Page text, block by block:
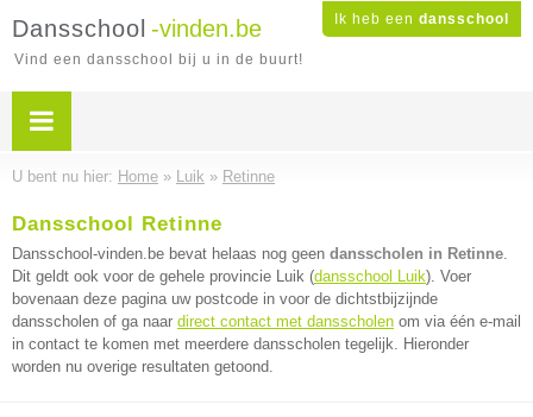
Ik heb een dansschool
Dansschool -vinden.be
Vind een dansschool bij u in de buurt!
U bent nu hier: Home » Luik » Retinne
Dansschool Retinne
Dansschool-vinden.be bevat helaas nog geen dansscholen in Retinne.
Dit geldt ook voor de gehele provincie Luik (dansschool Luik). Voer
bovenaan deze pagina uw postcode in voor de dichtstbijzijnde
dansscholen of ga naar direct contact met dansscholen om via één e-mail
in contact te komen met meerdere dansscholen tegelijk. Hieronder
worden nu overige resultaten getoond.